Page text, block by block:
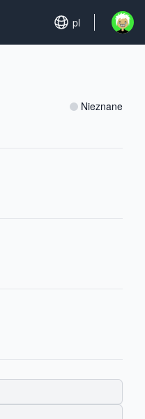
Set language
pl Open
Nieznane